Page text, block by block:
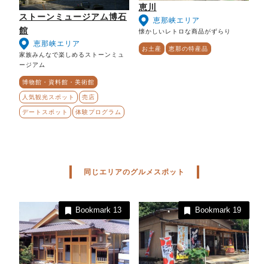
ストーンミュージアム博石
館
恵那峡エリア
家族みんなで楽しめるストーンミュ
ージアム
博物館・資料館・美術館
人気観光スポット 売店
デートスポット 体験プログラム
恵川
恵那峡エリア
懐かしいレトロな商品がずらり
お土産 恵那の特産品
同じエリアのグルメスポット
Bookmark 13 Bookmark 19